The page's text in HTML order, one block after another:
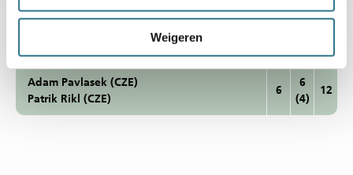
Weigeren